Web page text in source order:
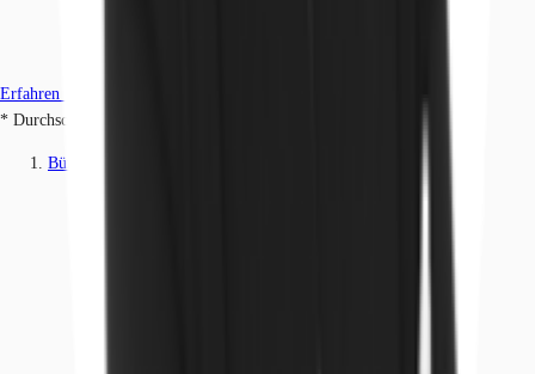
Erfahren Sie mehr
* Durchschnittspreis auf Grundlage historischer Transaktionen.
Büros